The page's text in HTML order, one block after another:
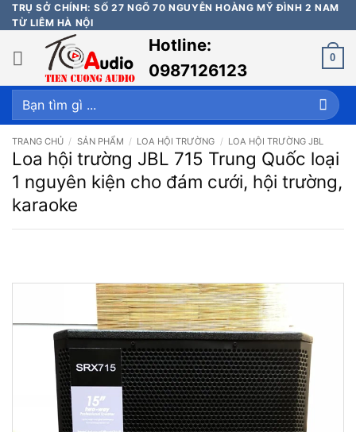
Bỏ
qua
nội
dung
TRỤ SỞ CHÍNH: SỐ 27 NGÕ 70 NGUYỄN HOÀNG MỸ ĐÌNH 2 NAM
TỪ LIÊM HÀ NỘI
Hotline:
0987126123
0
Tìm
kiếm:
TRANG CHỦ / SẢN PHẨM / LOA HỘI TRƯỜNG / LOA HỘI TRƯỜNG JBL
Loa hội trường JBL 715 Trung Quốc loại
1 nguyên kiện cho đám cưới, hội trường,
karaoke